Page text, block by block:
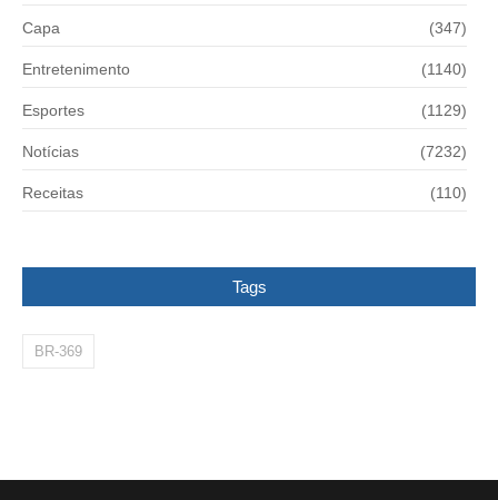
Capa (347)
Entretenimento (1140)
Esportes (1129)
Notícias (7232)
Receitas (110)
Tags
BR-369